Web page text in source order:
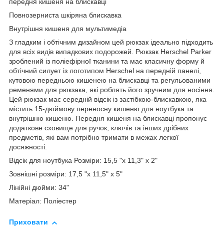
передня кишеня на блискавці
Повнозерниста шкіряна блискавка
Внутрішня кишеня для мультимедіа
З гладким і обтічним дизайном цей рюкзак ідеально підходить
для всіх видів випадкових подорожей. Рюкзак Herschel Parker
зроблений із поліефірної тканини та має класичну форму й
обтічний силует із логотипом Herschel на передній панелі,
кутовою передньою кишенею на блискавці та регульованими
ременями для рюкзака, які роблять його зручним для носіння.
Цей рюкзак має середній відсік із застібкою-блискавкою, яка
містить 15-дюймову переносну кишеню для ноутбука та
внутрішню кишеню. Передня кишеня на блискавці пропонує
додаткове сховище для ручок, ключів та інших дрібних
предметів, які вам потрібно тримати в межах легкої
досяжності.
Відсік для ноутбука Розміри: 15,5 "x 11,3" x 2"
Зовнішні розміри: 17,5 "x 11,5" x 5"
Лінійні дюйми: 34"
Матеріал: Поліестер
Приховати